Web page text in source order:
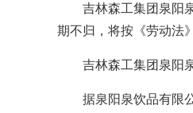
吉林森工集团泉阳
期不归，将按《劳动法
吉林森工集团泉阳
据泉阳泉饮品有限